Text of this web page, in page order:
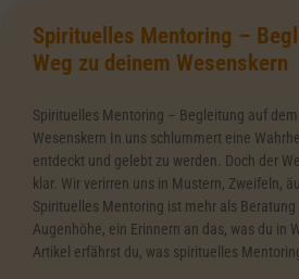
Spirituelles Mentoring –
Weg zu deinem Wesenskern
Spirituelles Mentoring – Begleitung auf
Wesenskern In uns schlummert eine
entdeckt und gelebt zu werden. Doch der
klar. Wir verirren uns in Mustern, Zweifeln,
Spirituelles Mentoring ist mehr als
Augenhöhe, ein Erinnern an das, was du in
Artikel erfährst du, was spirituelles